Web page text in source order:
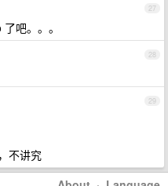
27
吧。。。
28
29
不讲究